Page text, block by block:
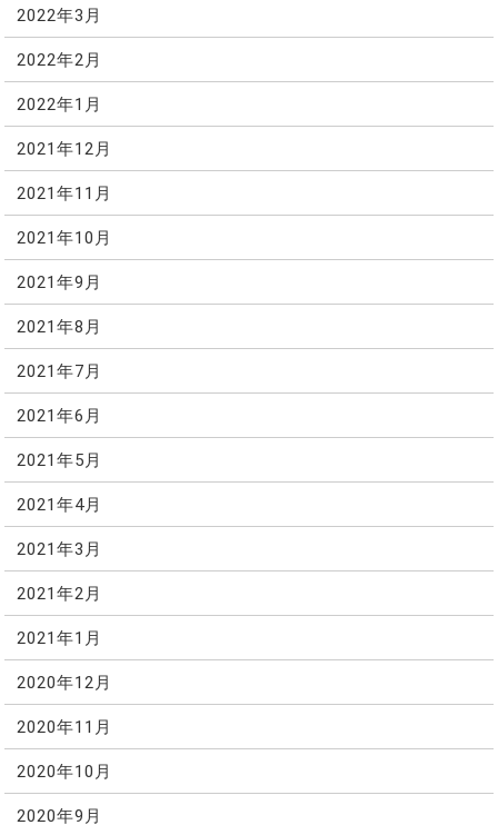
2022年3月
2022年2月
2022年1月
2021年12月
2021年11月
2021年10月
2021年9月
2021年8月
2021年7月
2021年6月
2021年5月
2021年4月
2021年3月
2021年2月
2021年1月
2020年12月
2020年11月
2020年10月
2020年9月